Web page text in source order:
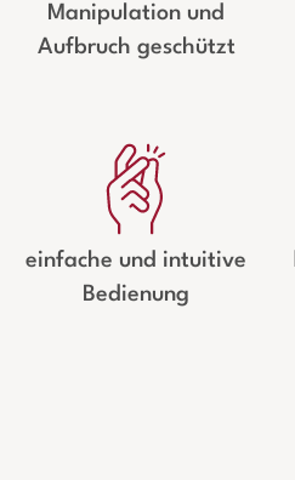
Manipulation und
Aufbruch geschützt
einfache und intuitive
Bedienung